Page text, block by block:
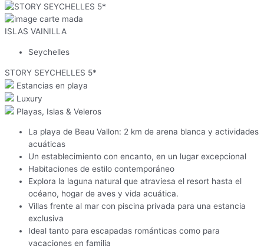
ISLAS VAINILLA
Seychelles
STORY SEYCHELLES 5*
Estancias en playa
Luxury
Playas, Islas & Veleros
La playa de Beau Vallon: 2 km de arena blanca y actividades
acuáticas
Un establecimiento con encanto, en un lugar excepcional
Habitaciones de estilo contemporáneo
Explora la laguna natural que atraviesa el resort hasta el
océano, hogar de aves y vida acuática.
Villas frente al mar con piscina privada para una estancia
exclusiva
Ideal tanto para escapadas románticas como para
vacaciones en familia